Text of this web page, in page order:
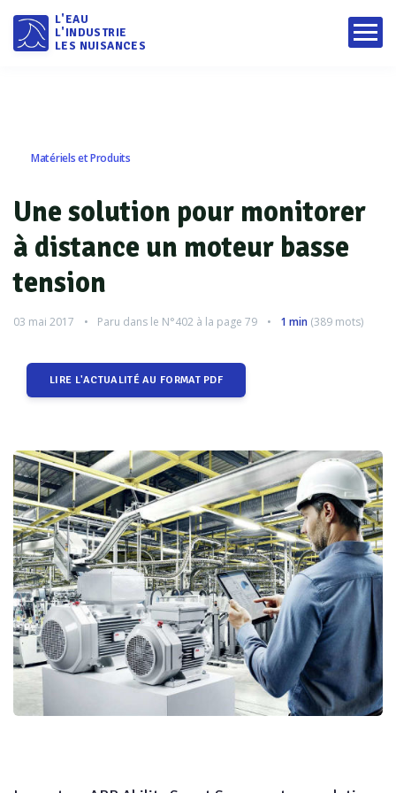
L'EAU
L'INDUSTRIE
LES NUISANCES
Matériels et Produits
Une solution pour monitorer
à distance un moteur basse
tension
03 mai 2017 Paru dans le N°402 à la page 79 1 min (389 mots)
LIRE L'ACTUALITÉ AU FORMAT PDF